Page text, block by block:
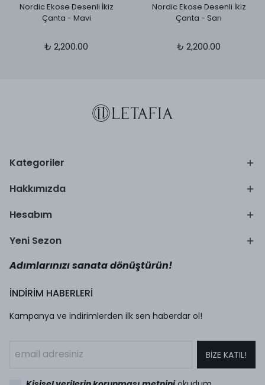
Nordic Ekose Desenli İkiz
Çanta - Mavi
₺ 2,200.00
Nordic Ekose Desenli İkiz
Çanta - Sarı
₺ 2,200.00
Kategoriler
Hakkımızda
Hesabım
Yeni Sezon
Adımlarınızı sanata dönüştürün!
İNDİRİM HABERLERİ
Kampanya ve indirimlerden ilk sen haberdar ol!
BİZE KATIL!